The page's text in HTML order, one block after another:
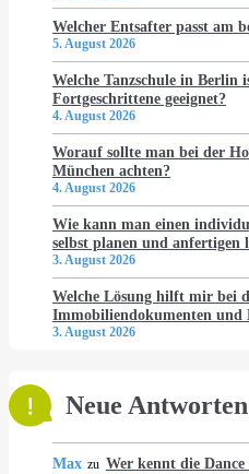
Welcher Entsafter passt am
5. August 2026
Welche Tanzschule in Berlin
Fortgeschrittene geeignet?
4. August 2026
Worauf sollte man bei der
München achten?
4. August 2026
Wie kann man einen
selbst planen und anfertigen
3. August 2026
Welche Lösung hilft mir bei
Immobiliendokumenten und
3. August 2026
Neue Antworten
Max zu Wer kennt die Dance